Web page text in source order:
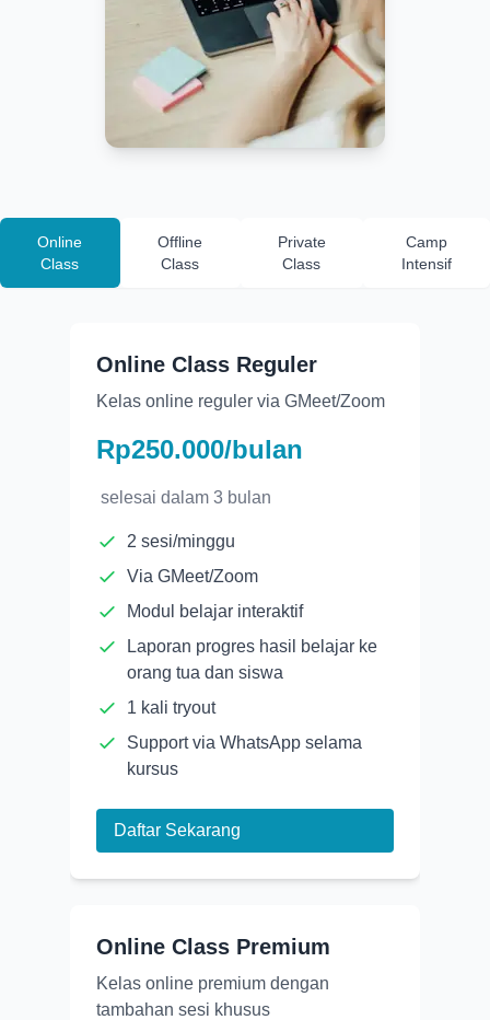
Online
Class
Offline
Class
Private
Class
Camp
Intensif
Online Class Reguler
Kelas online reguler via GMeet/Zoom
Rp250.000/bulan
selesai dalam 3 bulan
2 sesi/minggu
Via GMeet/Zoom
Modul belajar interaktif
Laporan progres hasil belajar ke
orang tua dan siswa
1 kali tryout
Support via WhatsApp selama
kursus
Daftar Sekarang
Online Class Premium
Kelas online premium dengan
tambahan sesi khusus